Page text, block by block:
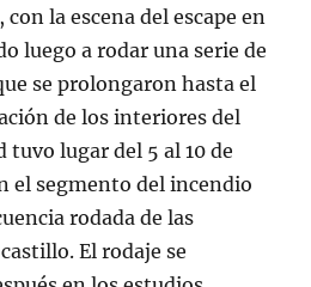
la escena del escape en
luego a rodar una serie de
se prolongaron hasta el
de los interiores del
tuvo lugar del 5 al 10 de
el segmento del incendio
rodada de las
El rodaje se